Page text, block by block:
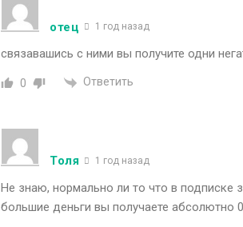
отец 1 год назад
связавашись с ними вы получите одни
0 Ответить
Толя 1 год назад
Не знаю, нормально ли то что в подписке
большие деньги вы получаете абсолютно